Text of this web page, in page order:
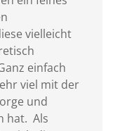
vielleicht
einfach
viel mit der
und
hat. Als